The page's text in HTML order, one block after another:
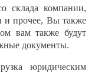
склада компании,
и прочее, Вы также
вам также будут
документы.
юридическим